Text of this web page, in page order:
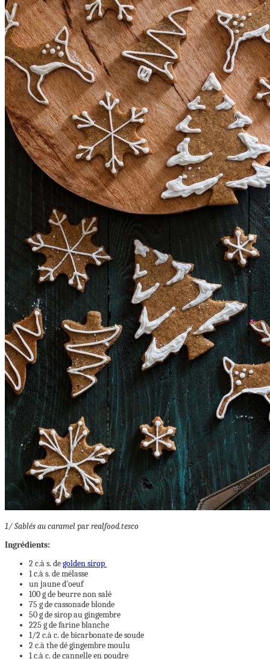
1/ Sablés au caramelparrealfood.tesco
Ingrédients:
2 c.à s. degolden sirop
1 c.à s. de mélasse
un jaune d’oeuf
100 g de beurre non salé
75 g de cassonade blonde
50 g de sirop au gingembre
225 g de farine blanche
1/2 c.à c. de bicarbonate de soude
2 c.à the dé gingembre moulu
1 c.à c. de cannelle en poudre